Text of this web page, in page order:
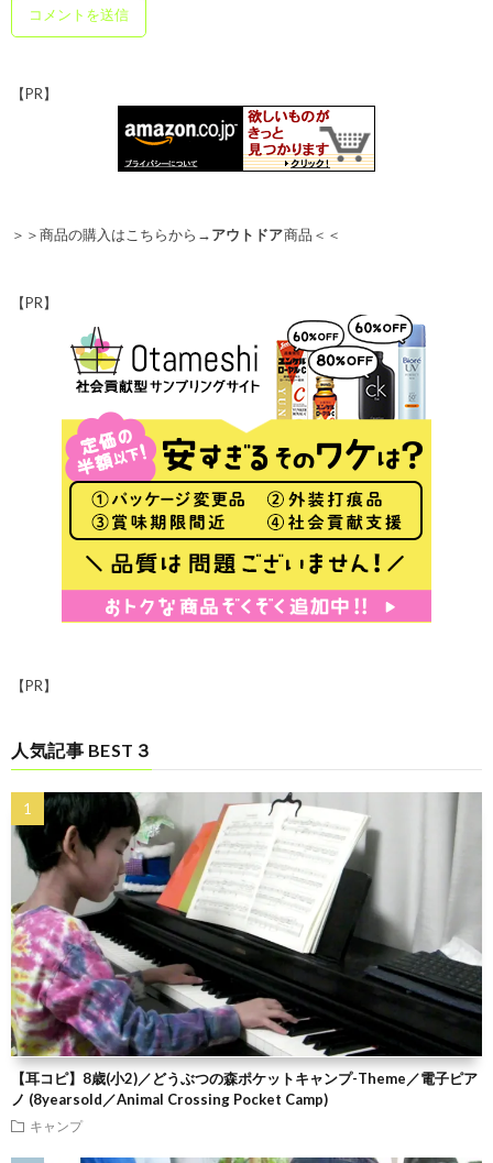
【PR】
＞＞商品の購入はこちらから→アウトドア商品＜＜
【PR】
【PR】
人気記事 BEST３
【耳コピ】8歳(小2)／どうぶつの森ポケットキャンプ-Theme／電子ピア
ノ (8yearsold／Animal Crossing Pocket Camp)
キャンプ